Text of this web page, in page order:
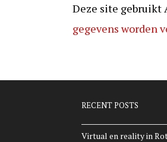
Deze site gebruikt
gegevens worden
RECENT POSTS
Virtual en reality in